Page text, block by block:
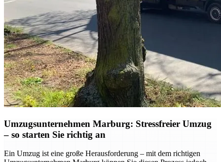
Umzugsunternehmen Marburg: Stressfreier Umzug
– so starten Sie richtig an
Ein Umzug ist eine große Herausforderung – mit dem richtigen